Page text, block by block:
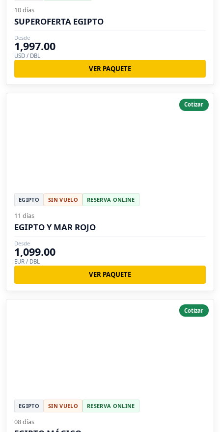
10 días
SUPEROFERTA EGIPTO
Desde
1,997.00
USD / DBL
VER PAQUETE
Cotizar
EGIPTO SIN VUELO RESERVA ONLINE
11 días
EGIPTO Y MAR ROJO
Desde
1,099.00
EUR / DBL
VER PAQUETE
Cotizar
EGIPTO SIN VUELO RESERVA ONLINE
08 días